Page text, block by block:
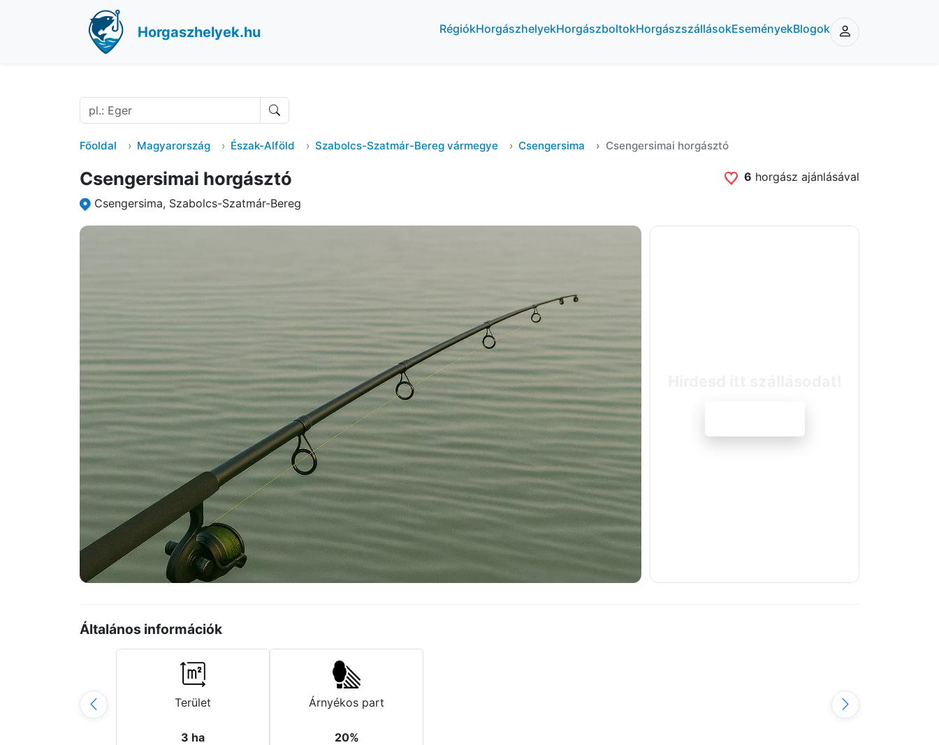
Horgaszhelyek.hu RégiókHorgászhelyekHorgászboltokHorgászszállásokEseményekBlogok
Főoldal Magyarország Észak-Alföld Szabolcs-Szatmár-Bereg vármegye Csengersima Csengersimai horgásztó
Csengersimai horgásztó
Csengersima, Szabolcs-Szatmár-Bereg
6 horgász ajánlásával
Általános információk
Terület
3 ha
Árnyékos part
20%